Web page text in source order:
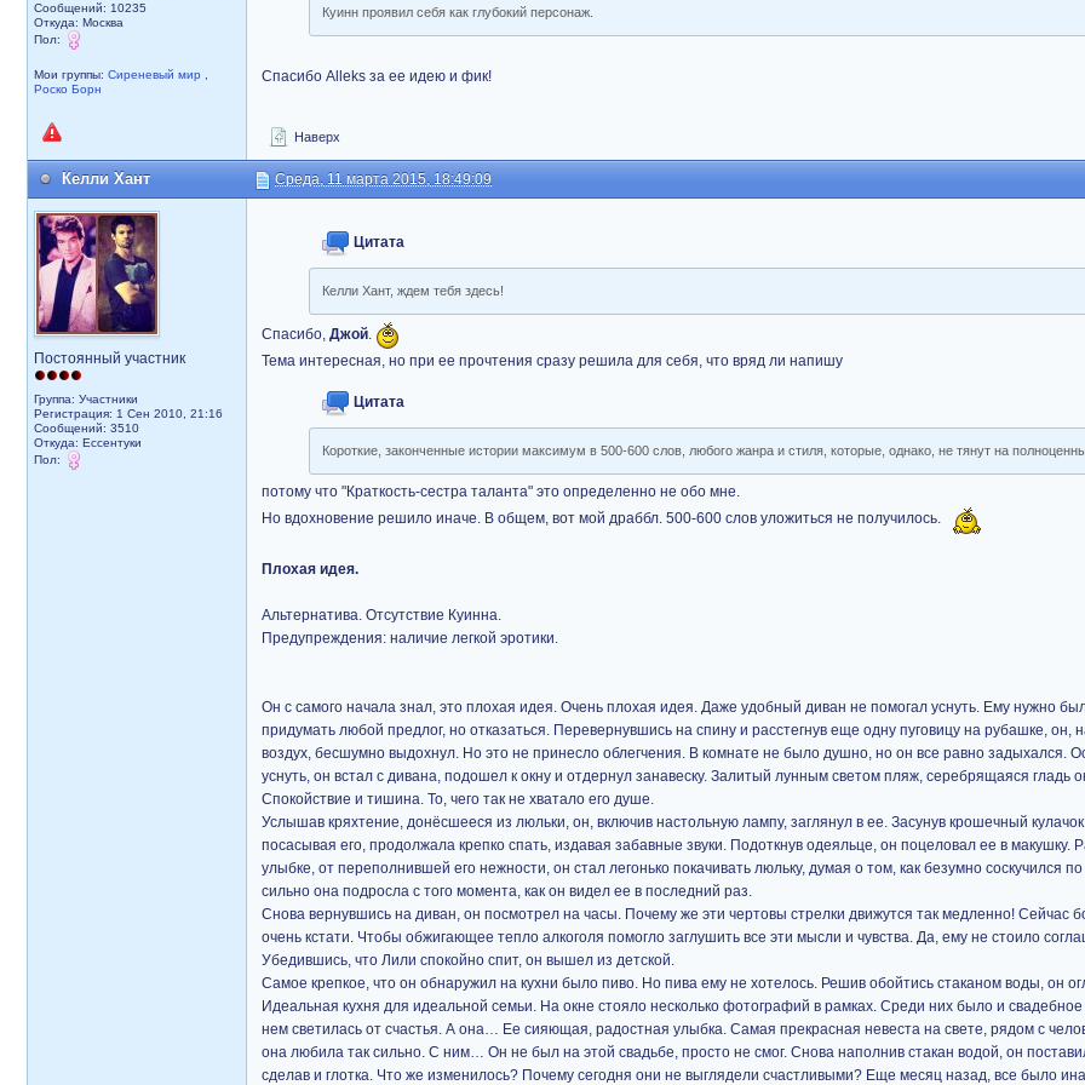
Сообщений: 10235
Откуда: Москва
Пол:
Мои группы: Сиреневый мир
Роско Борн
Куинн проявил себя как глубокий персонаж.
Спасибо Alleks за ее идею и фик!
Наверх
Келли Хант Среда, 11 марта 2015, 18:49:09
Постоянный участник
Группа: Участники
Регистрация: 1 Сен 2010, 21:16
Сообщений: 3510
Откуда: Ессентуки
Пол:
Цитата
Келли Хант, ждем тебя здесь!
Спасибо, Джой.
Тема интересная, но при ее прочтения сразу решила для себя, что вряд ли напишу
Цитата
Короткие, законченные истории максимум в 500-600 слов, любого жанра и стиля, которые, однако, не тянут на
потому что "Краткость-сестра таланта" это определенно не обо мне.
Но вдохновение решило иначе. В общем, вот мой драббл. 500-600 слов уложиться не получилось.
Плохая идея.
Альтернатива. Отсутствие Куинна.
Предупреждения: наличие легкой эротики.
Он с самого начала знал, это плохая идея. Очень плохая идея. Даже удобный диван не помогал уснуть. Ему нужно
придумать любой предлог, но отказаться. Перевернувшись на спину и расстегнув еще одну пуговицу на рубашке, он,
воздух, бесшумно выдохнул. Но это не принесло облегчения. В комнате не было душно, но он все равно задыхался.
уснуть, он встал с дивана, подошел к окну и отдернул занавеску. Залитый лунным светом пляж, серебрящаяся гладь
Спокойствие и тишина. То, чего так не хватало его душе.
Услышав кряхтение, донёсшееся из люльки, он, включив настольную лампу, заглянул в ее. Засунув крошечный
посасывая его, продолжала крепко спать, издавая забавные звуки. Подоткнув одеяльце, он поцеловал ее в макушку.
улыбке, от переполнившей его нежности, он стал легонько покачивать люльку, думая о том, как безумно соскучился по
сильно она подросла с того момента, как он видел ее в последний раз.
Снова вернувшись на диван, он посмотрел на часы. Почему же эти чертовы стрелки движутся так медленно! Сейчас
очень кстати. Чтобы обжигающее тепло алкоголя помогло заглушить все эти мысли и чувства. Да, ему не стоило
Убедившись, что Лили спокойно спит, он вышел из детской.
Самое крепкое, что он обнаружил на кухни было пиво. Но пива ему не хотелось. Решив обойтись стаканом воды, он
Идеальная кухня для идеальной семьи. На окне стояло несколько фотографий в рамках. Среди них было и
нем светилась от счастья. А она… Ее сияющая, радостная улыбка. Самая прекрасная невеста на свете, рядом с
она любила так сильно. С ним… Он не был на этой свадьбе, просто не смог. Снова наполнив стакан водой, он
сделав и глотка. Что же изменилось? Почему сегодня они не выглядели счастливыми? Еще месяц назад, все было